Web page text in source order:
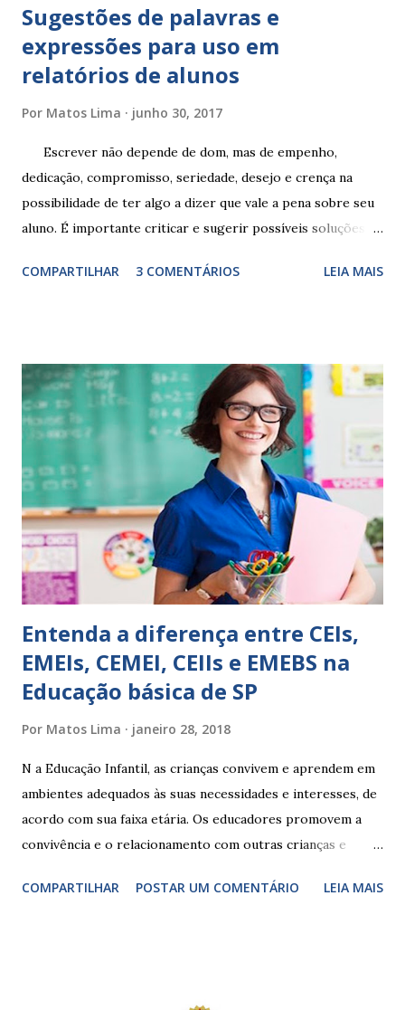
Sugestões de palavras e
expressões para uso em
relatórios de alunos
Por Matos Lima junho 30, 2017
Escrever não depende de dom, mas de empenho,
dedicação, compromisso, seriedade, desejo e crença na
possibilidade de ter algo a dizer que vale a pena sobre seu
aluno. É importante criticar e sugerir possíveis soluções.
exercitação. E encontrar a melhor maneira de expressar o
sempre as intervenções feitas para ações apresentadas,
isso ressalta trabalho. SUGESTÕES DE PALAVRAS E
EXPRESSÕES PARA USO EM RELATÓRIOS Você pensa Você
escreve O aluno não sabe O aluno não adquiriu os
conceitos, está em fase de aprendizado. Não tem limites
Apresenta dificuldades de auto-regulação, pois… É nervoso
Ainda não desenvolveu habilidades para convívio no
ambiente...
COMPARTILHAR 3 COMENTÁRIOS LEIA MAIS
Entenda a diferença entre CEIs,
EMEIs, CEMEI, CEIIs e EMEBS na
Educação básica de SP
Por Matos Lima janeiro 28, 2018
N a Educação Infantil, as crianças convivem e aprendem em
ambientes adequados às suas necessidades e interesses, de
acordo com sua faixa etária. Os educadores promovem a
convivência e o relacionamento com outras crianças e
garantir o direito das crianças a uma educação integral e de
COMPARTILHAR POSTAR UM COMENTÁRIO LEIA MAIS